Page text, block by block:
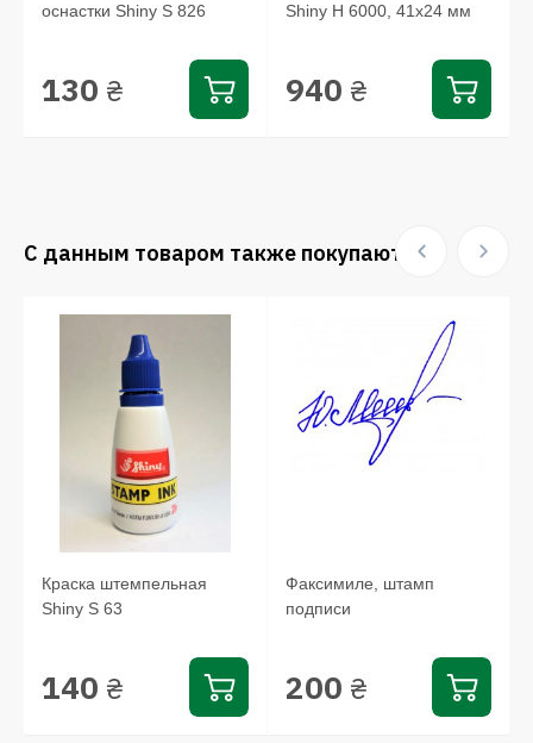
оснастки Shiny S 826
130 ₴
Shiny Н 6000, 41х24 мм
940 ₴
С данным товаром также покупают:
Краска штемпельная
Shiny S 63
140 ₴
Факсимиле, штамп
подписи
200 ₴